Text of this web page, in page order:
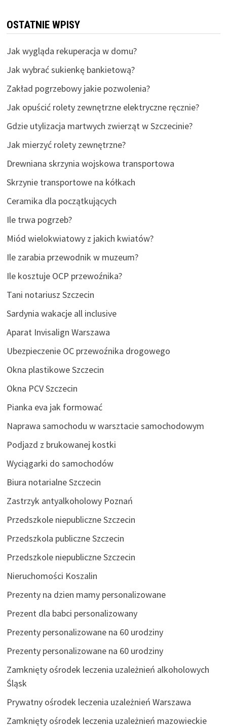
OSTATNIE WPISY
Jak wygląda rekuperacja w domu?
Jak wybrać sukienkę bankietową?
Zakład pogrzebowy jakie pozwolenia?
Jak opuścić rolety zewnętrzne elektryczne ręcznie?
Gdzie utylizacja martwych zwierząt w Szczecinie?
Jak mierzyć rolety zewnętrzne?
Drewniana skrzynia wojskowa transportowa
Skrzynie transportowe na kółkach
Ceramika dla początkujących
Ile trwa pogrzeb?
Miód wielokwiatowy z jakich kwiatów?
Ile zarabia przewodnik w muzeum?
Ile kosztuje OCP przewoźnika?
Tani notariusz Szczecin
Sardynia wakacje all inclusive
Aparat Invisalign Warszawa
Ubezpieczenie OC przewoźnika drogowego
Okna plastikowe Szczecin
Okna PCV Szczecin
Pianka eva jak formować
Naprawa samochodu w warsztacie samochodowym
Podjazd z brukowanej kostki
Wyciągarki do samochodów
Biura notarialne Szczecin
Zastrzyk antyalkoholowy Poznań
Przedszkole niepubliczne Szczecin
Przedszkola publiczne Szczecin
Przedszkole niepubliczne Szczecin
Nieruchomości Koszalin
Prezenty na dzien mamy personalizowane
Prezent dla babci personalizowany
Prezenty personalizowane na 60 urodziny
Prezenty personalizowane na 60 urodziny
Zamknięty ośrodek leczenia uzależnień alkoholowych
Śląsk
Prywatny ośrodek leczenia uzależnień Warszawa
Zamknięty ośrodek leczenia uzależnień mazowieckie